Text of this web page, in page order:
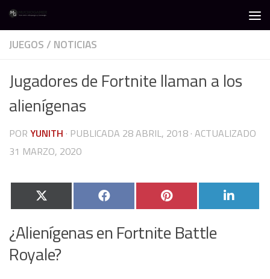
Debajo del contenido
JUEGOS / NOTICIAS
Jugadores de Fortnite llaman a los
alienígenas
POR YUNITH · PUBLICADA 28 ABRIL, 2018 · ACTUALIZADO
31 MARZO, 2020
Compartir
en
(Twitter)
Compartir
en
Facebook Compartir
en en
¿Alienígenas en Fortnite Battle
Royale?